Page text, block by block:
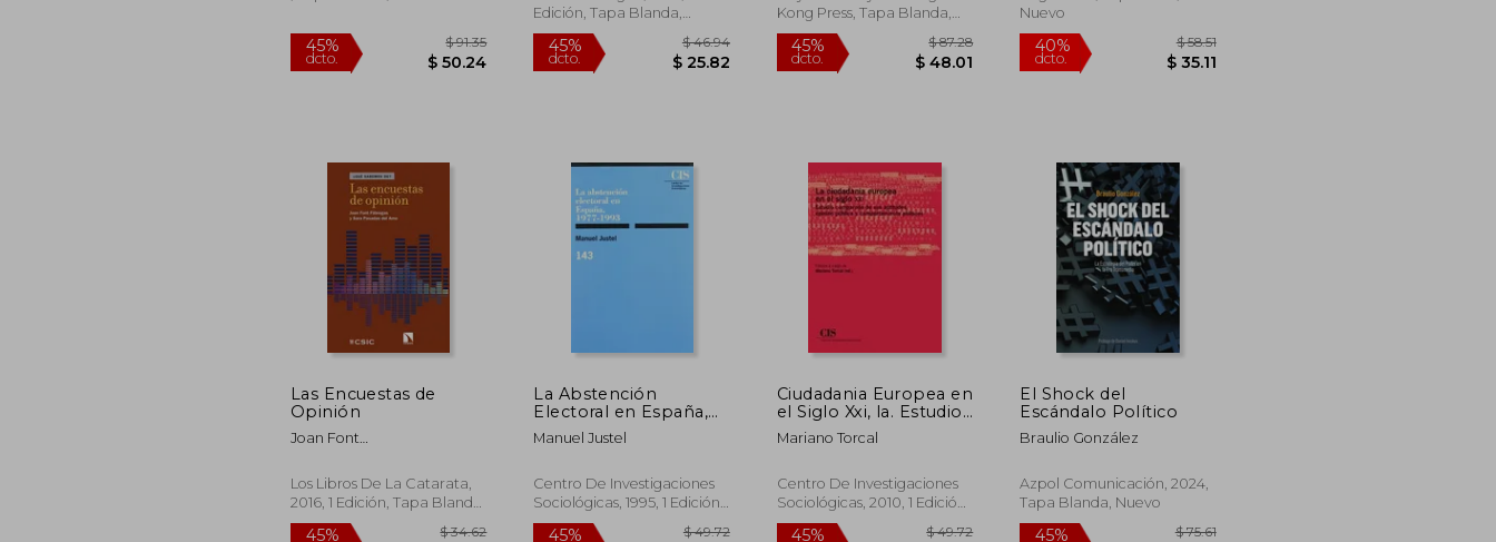
45%
dcto.
$ 91.35
Edición, Tapa Blanda,
Nuevo
45%
dcto.
$ 46.94
Kong Press, Tapa Blanda,
Nuevo
$ 87.28
Nuevo
Las Encuestas de
Opinión
Joan Font
Pasadas Del Amo
Los Libros De La Catarata,
2016, 1 Edición, Tapa Blanda,
Nuevo
La Abstención
Electoral en España,
1977-1993
Manuel Justel
Centro De Investigaciones
Sociológicas, 1995, 1 Edición,
Tapa Blanda, Nuevo
Ciudadania Europea en
el Siglo Xxi, la. Estudio
Comparado de
Mariano Torcal
Centro De Investigaciones
Sociológicas, 2010, 1 Edición,
Tapa Blanda, Nuevo
El Shock del
Escándalo Político
Braulio González
Azpol Comunicación, 2024,
Tapa Blanda, Nuevo